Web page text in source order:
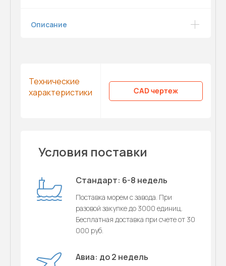
Описание
Технические
характеристики
CAD чертеж
Условия поставки
Стандарт: 6-8 недель
Поставка морем с завода. При
разовой закупке до 3000 единиц.
Бесплатная доставка при счете от 30
000 руб.
Авиа: до 2 недель